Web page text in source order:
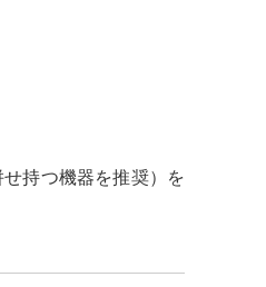
持つ機器を推奨）を